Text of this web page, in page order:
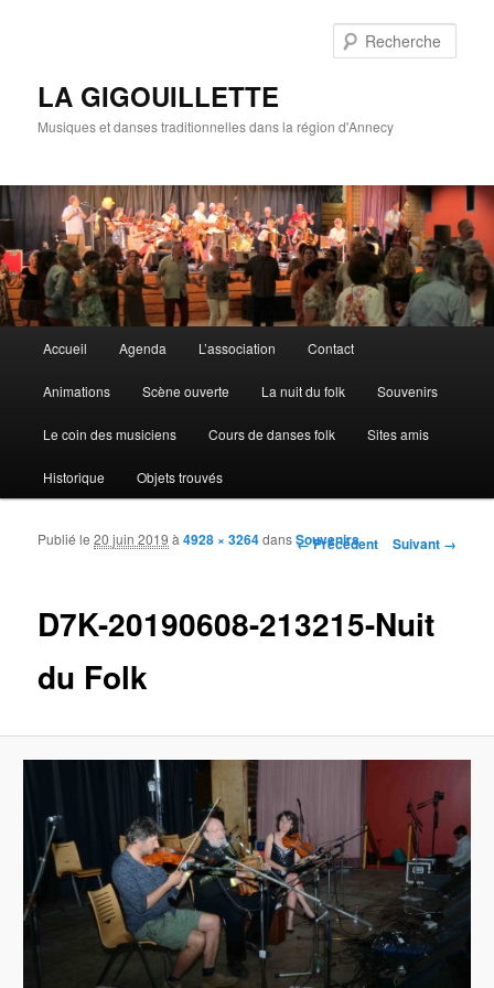
LA GIGOUILLETTE
Musiques et danses traditionnelles dans la région d'Annecy
Aller au contenu principal
Aller au contenu secondaire
Accueil Agenda L’association Contact
Animations Scène ouverte La nuit du folk Souvenirs
Le coin des musiciens Cours de danses folk Sites amis
Historique Objets trouvés
Navigation des images
← Précédent Suivant →
D7K-20190608-213215-Nuit
du Folk
Publié le20 juin 2019 à4928 × 3264dansSouvenirs